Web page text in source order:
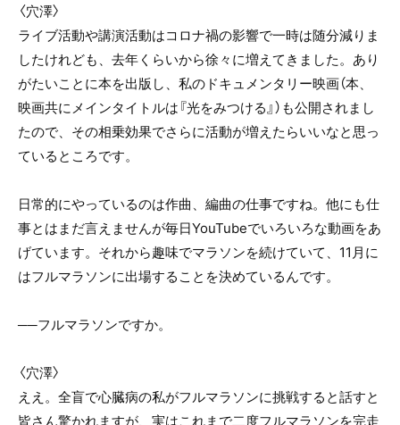
〈穴澤〉
ライブ活動や講演活動はコロナ禍の影響で一時は随分減りま
したけれども、去年くらいから徐々に増えてきました。あり
がたいことに本を出版し、私のドキュメンタリー映画（本、
映画共にメインタイトルは『光をみつける』）も公開されまし
たので、その相乗効果でさらに活動が増えたらいいなと思っ
ているところです。
日常的にやっているのは作曲、編曲の仕事ですね。他にも仕
事とはまだ言えませんが毎日YouTubeでいろいろな動画をあ
げています。それから趣味でマラソンを続けていて、11月に
はフルマラソンに出場することを決めているんです。
──フルマラソンですか。
〈穴澤〉
ええ。全盲で心臓病の私がフルマラソンに挑戦すると話すと
皆さん驚かれますが、実はこれまで二度フルマラソンを完走